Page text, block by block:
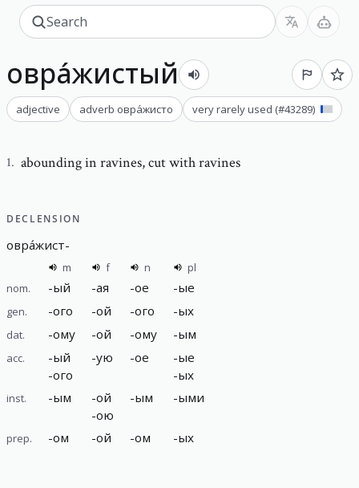
овра́жистый
adjective adverb овра́жисто very rarely used (#43289)
1. abounding in ravines,cut with ravines
DECLENSION
овра́жист-
m f n
pl
nom.
-ый -ая -ое -ые
gen. -ого -ой -ого -ых
dat. -ому -ой -ому -ым
acc. -ый
-ого
-ую -ое -ые
-ых
inst. -ым -ой
-ою
-ым -ыми
prep. -ом -ой -ом -ых